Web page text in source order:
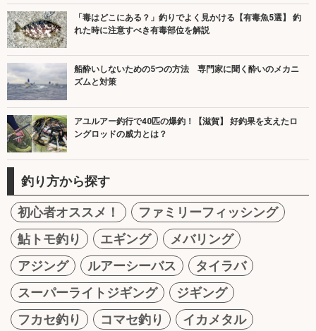
「毒はどこにある？」釣りでよく見かける【有毒魚5選】 釣
れた時に注意すべき有毒部位を解説
船酔いしないための5つの方法 専門家に聞く酔いのメカニ
ズムと対策
アユルアー釣行で40匹の爆釣！【滋賀】 好釣果を支えたロ
ングロッドの威力とは？
釣り方から探す
初心者オススメ！
ファミリーフィッシング
鮎トモ釣り
エギング
メバリング
アジング
ルアーシーバス
タイラバ
スーパーライトジギング
ジギング
フカセ釣り
コマセ釣り
イカメタル